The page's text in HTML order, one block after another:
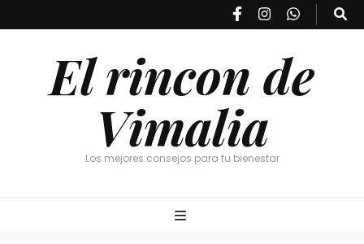
El rincon de
Vimalia
Los mejores consejos para tu bienestar